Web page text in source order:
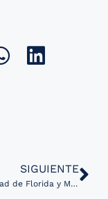
SIGUIENTE
Universidad de Florida y Microsoft lanzan iniciativa de IA en radiología